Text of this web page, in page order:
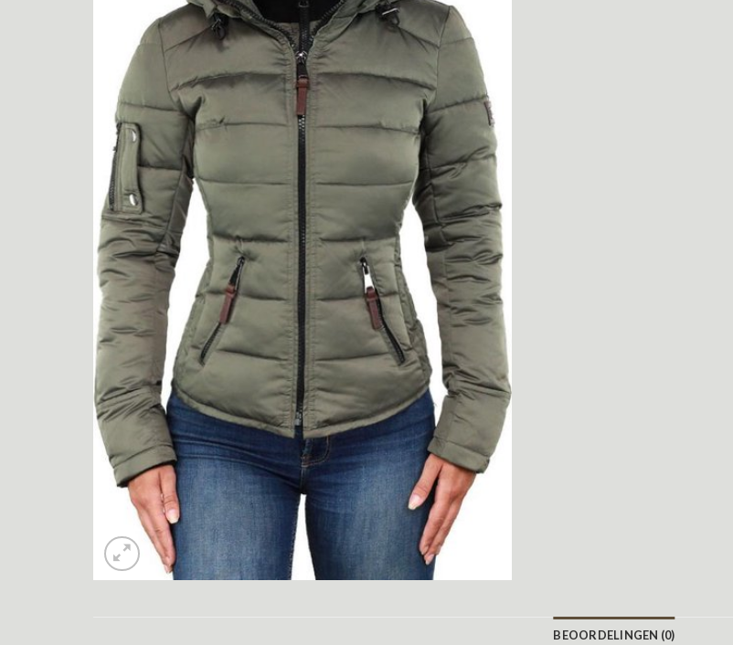
BEOORDELINGEN (0)